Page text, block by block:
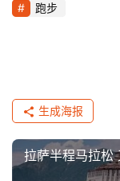
跑步
生成海报